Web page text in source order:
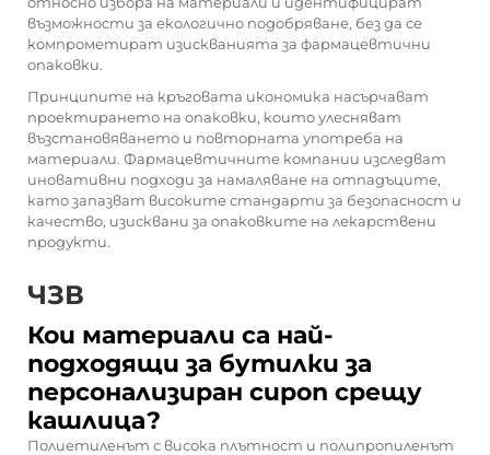
възможности за екологично подобряване, без да се
компрометират изискванията за фармацевтични
опаковки.
Принципите на кръговата икономика насърчават
проектирането на опаковки, които улесняват
възстановяването и повторната употреба на
материали. Фармацевтичните компании изследват
иновативни подходи за намаляване на отпадъците,
като запазват високите стандарти за безопасност и
качество, изисквани за опаковките на лекарствени
продукти.
ЧЗВ
Кои материали са най-
подходящи за бутилки за
персонализиран сироп срещу
кашлица?
Полиетиленът с висока плътност и полипропиленът